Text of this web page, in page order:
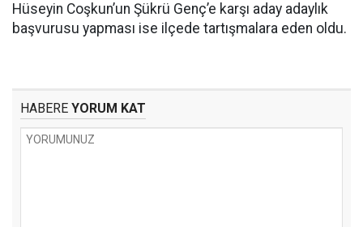
Hüseyin Coşkun’un Şükrü Genç’e karşı aday adaylık
başvurusu yapması ise ilçede tartışmalara eden oldu.
HABERE YORUM KAT